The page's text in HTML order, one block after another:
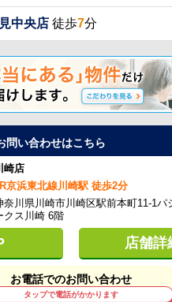
中央店 徒歩7分
問い合わせはこちら
崎店
京浜東北線川崎駅 徒歩2分
奈川県川崎市川崎区駅前本町11-1パ
クス川崎 6階
店舗詳
お電話でのお問い合わせ
タップで電話がかかります